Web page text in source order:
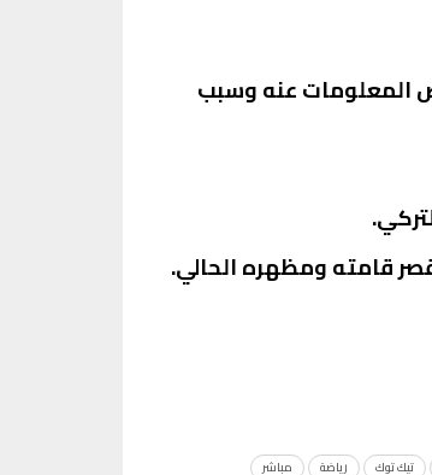
المعلومات عنه وسبب
قامته ومظهره الحالي.
تيك توك رياضة مباشر